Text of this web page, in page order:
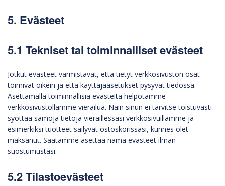
5. Evästeet
5.1 Tekniset tai toiminnalliset evästeet
Jotkut evästeet varmistavat, että tietyt verkkosivuston osat
toimivat oikein ja että käyttäjäasetukset pysyvät tiedossa.
Asettamalla toiminnallisia evästeitä helpotamme
verkkosivustollamme vierailua. Näin sinun ei tarvitse toistuvasti
syöttää samoja tietoja vieraillessasi verkkosivuillamme ja
esimerkiksi tuotteet säilyvät ostoskorissasi, kunnes olet
maksanut. Saatamme asettaa nämä evästeet ilman
suostumustasi.
5.2 Tilastoevästeet